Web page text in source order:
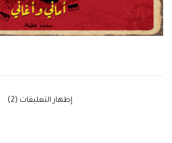
‫إظهار التعليقات (2)